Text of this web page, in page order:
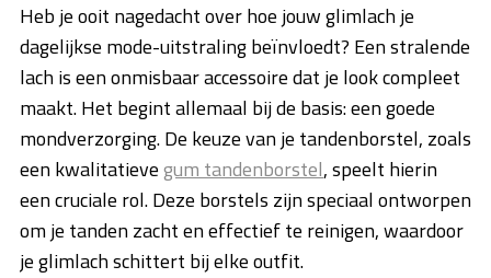
Heb je ooit nagedacht over hoe jouw glimlach je
dagelijkse mode-uitstraling beïnvloedt? Een stralende
lach is een onmisbaar accessoire dat je look compleet
maakt. Het begint allemaal bij de basis: een goede
mondverzorging. De keuze van je tandenborstel, zoals
een kwalitatievegum tandenborstel, speelt hierin
een cruciale rol. Deze borstels zijn speciaal ontworpen
om je tanden zacht en effectief te reinigen, waardoor
je glimlach schittert bij elke outfit.